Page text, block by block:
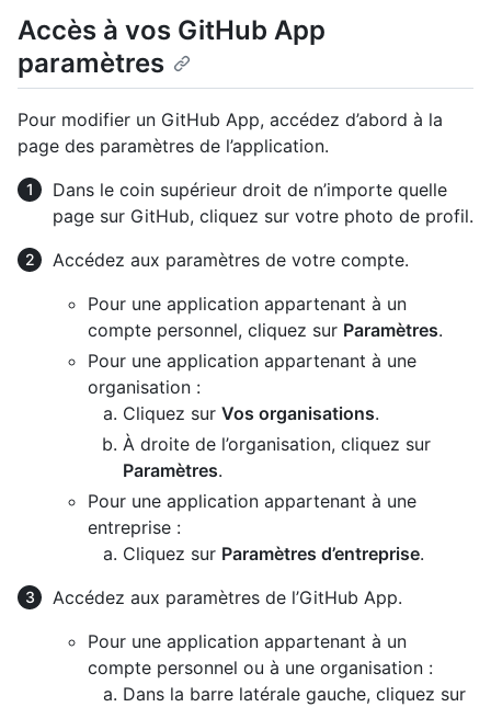
Accès à vos GitHub App
paramètres
Pour modifier un GitHub App, accédez d’abord à la
page des paramètres de l’application.
Dans le coin supérieur droit de n’importe quelle
page sur GitHub, cliquez sur votre photo de profil.
Accédez aux paramètres de votre compte.
Pour une application appartenant à un
compte personnel, cliquez sur Paramètres.
Pour une application appartenant à une
organisation :
Cliquez sur Vos organisations.
À droite de l’organisation, cliquez sur
Paramètres.
Pour une application appartenant à une
entreprise :
Cliquez sur Paramètres d’entreprise.
Accédez aux paramètres de l’GitHub App.
Pour une application appartenant à un
compte personnel ou à une organisation :
Dans la barre latérale gauche, cliquez sur